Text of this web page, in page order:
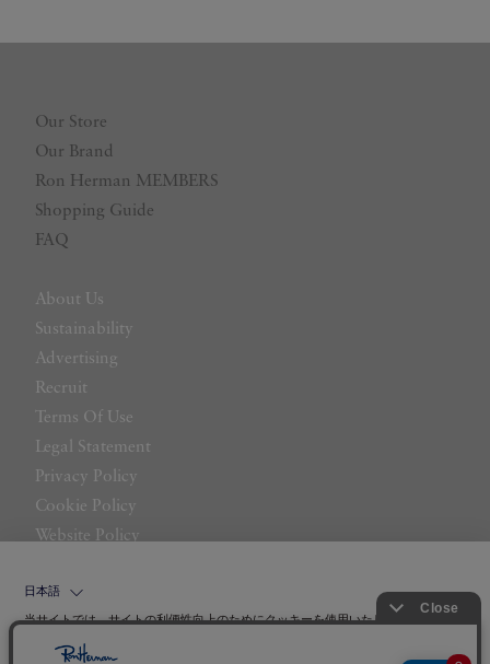
Our Store
Our Brand
Ron Herman MEMBERS
Shopping Guide
FAQ
About Us
Sustainability
Advertising
Recruit
Terms Of Use
Legal Statement
Privacy Policy
Cookie Policy
Website Policy
日本語
当サイトでは、サイトの利便性向上のためにクッキーを使用いたします。ボタン
ーの使用に同意したことになります。クッキーを通じて収集する情報には「お客